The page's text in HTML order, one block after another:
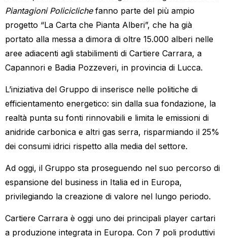
Piantagioni Policiclichefanno parte del più ampio
progetto “La Carta che Pianta Alberi”, che ha già
portato alla messa a dimora di oltre 15.000 alberi nelle
aree adiacenti agli stabilimenti di Cartiere Carrara, a
Capannori e Badia Pozzeveri, in provincia di Lucca.
L’iniziativa del Gruppo di inserisce nelle politiche di
efficientamento energetico: sin dalla sua fondazione, la
realtà punta su fonti rinnovabili e limita le emissioni di
anidride carbonica e altri gas serra, risparmiando il 25%
dei consumi idrici rispetto alla media del settore.
Ad oggi, il Gruppo sta proseguendo nel suo percorso di
espansione del business in Italia ed in Europa,
privilegiando la creazione di valore nel lungo periodo.
Cartiere Carrara è oggi uno dei principali player cartari
a produzione integrata in Europa. Con 7 poli produttivi